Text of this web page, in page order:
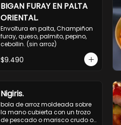
BIGAN FURAY EN PALTA
ORIENTAL.
Envoltura en palta, Champiñon
furay, queso, palmito, pepino,
cebollin. (sin arroz)
$9.490
Nigiris.
bola de arroz moldeada sobre
la mano cubierta con un trozo
de pescado o marisco crudo o